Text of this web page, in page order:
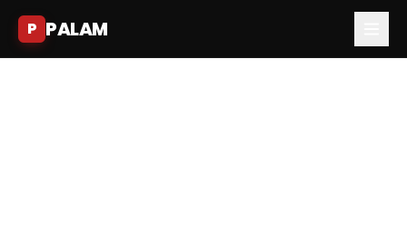
P PALAM